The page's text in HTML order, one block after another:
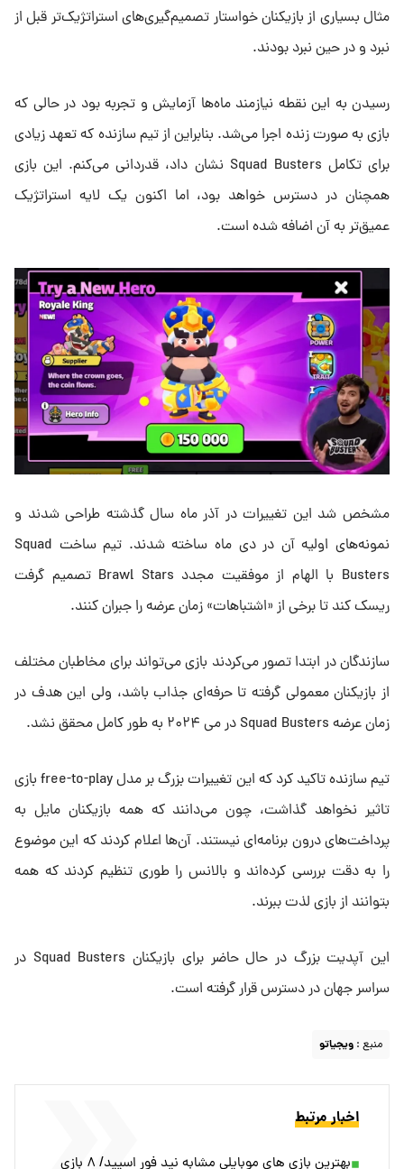
مثال بسیاری از بازیکنان خواستار تصمیم‌گیری‌های استراتژیک‌تر قبل از
نبرد و در حین نبرد بودند.
رسیدن به این نقطه نیازمند ماه‌ها آزمایش و تجربه بود در حالی که
بازی به‌ صورت زنده اجرا می‌شد. بنابراین از تیم سازنده که تعهد زیادی
برای تکامل Squad Busters نشان داد، قدردانی می‌کنم. این بازی
همچنان در دسترس خواهد بود، اما اکنون یک لایه استراتژیک
عمیق‌تر به آن اضافه شده است.
مشخص شد این تغییرات در آذر ماه سال گذشته طراحی شدند و
نمونه‌های اولیه آن در دی ماه ساخته شدند. تیم ساخت Squad
Busters با الهام از موفقیت مجدد Brawl Stars تصمیم گرفت
ریسک کند تا برخی از «اشتباهات» زمان عرضه را جبران کنند.
سازندگان در ابتدا تصور می‌کردند بازی می‌تواند برای مخاطبان مختلف
از بازیکنان معمولی گرفته تا حرفه‌ای جذاب باشد، ولی این هدف در
زمان عرضه Squad Busters در می ۲۰۲۴ به‌ طور کامل محقق نشد.
تیم سازنده تاکید کرد که این تغییرات بزرگ بر مدل free-to-play بازی
تاثیر نخواهد گذاشت، چون می‌دانند که همه بازیکنان مایل به
پرداخت‌های درون برنامه‌ای نیستند. آن‌ها اعلام کردند که این موضوع
را به‌ دقت بررسی کرده‌اند و بالانس را طوری تنظیم کردند که همه
بتوانند از بازی لذت ببرند.
این آپدیت بزرگ در حال حاضر برای بازیکنان Squad Busters در
سراسر جهان در دسترس قرار گرفته است.
منبع : ویجیاتو
اخبار مرتبط
بهترین بازی‌ های موبایلی مشابه نید فور اسپید/ ۸ بازی